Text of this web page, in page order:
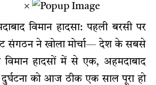
×
विमान हादसा: पहली बरसी पर
संगठन ने खोला मोर्चा— देश के सबसे
विमान हादसों में से एक, अहमदाबाद
दुर्घटना को आज ठीक एक साल पूरा हो